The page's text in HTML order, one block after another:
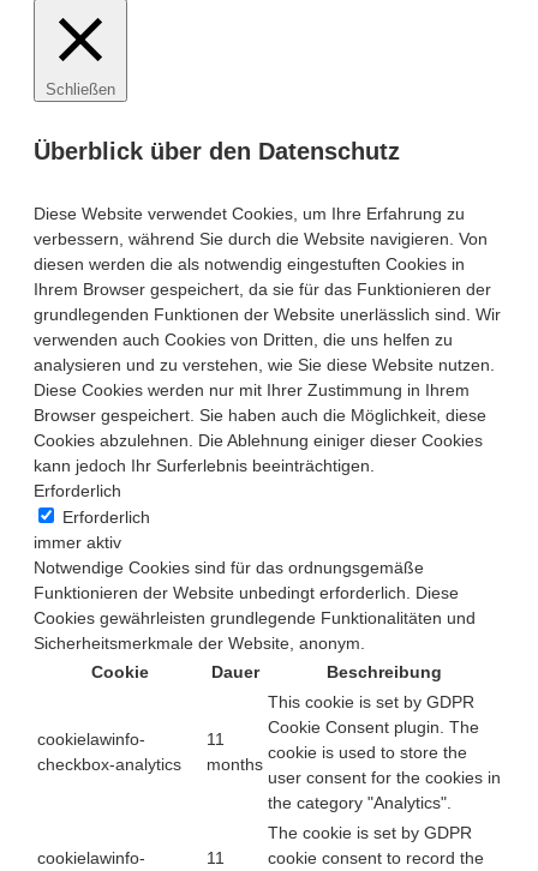
Schließen
Überblick über den Datenschutz
Diese Website verwendet Cookies, um Ihre Erfahrung zu
verbessern, während Sie durch die Website navigieren. Von
diesen werden die als notwendig eingestuften Cookies in
Ihrem Browser gespeichert, da sie für das Funktionieren der
grundlegenden Funktionen der Website unerlässlich sind. Wir
verwenden auch Cookies von Dritten, die uns helfen zu
analysieren und zu verstehen, wie Sie diese Website nutzen.
Diese Cookies werden nur mit Ihrer Zustimmung in Ihrem
Browser gespeichert. Sie haben auch die Möglichkeit, diese
Cookies abzulehnen. Die Ablehnung einiger dieser Cookies
kann jedoch Ihr Surferlebnis beeinträchtigen.
Erforderlich
Erforderlich
immer aktiv
Notwendige Cookies sind für das ordnungsgemäße
Funktionieren der Website unbedingt erforderlich. Diese
Cookies gewährleisten grundlegende Funktionalitäten und
Sicherheitsmerkmale der Website, anonym.
Cookie
Dauer Beschreibung
cookielawinfo-
checkbox-analytics
11
months
This cookie is set by GDPR
Cookie Consent plugin. The
cookie is used to store the
user consent for the cookies in
the category "Analytics".
cookielawinfo-
11
The cookie is set by GDPR
cookie consent to record the